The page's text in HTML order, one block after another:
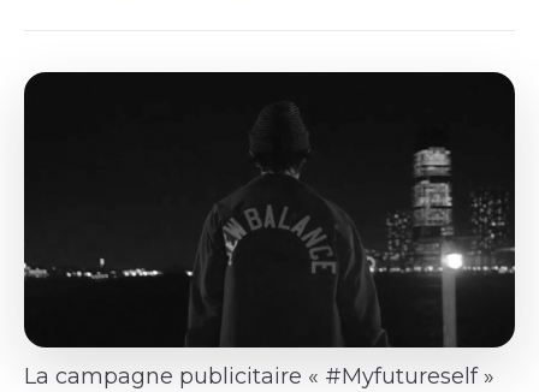
La campagne publicitaire « #Myfutureself »